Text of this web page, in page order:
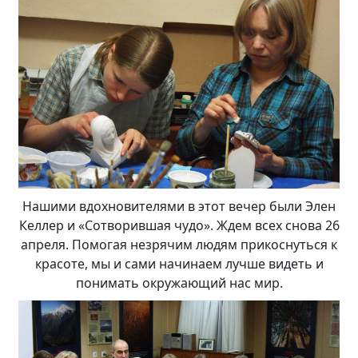
Нашими вдохновителями в этот вечер были Элен
Келлер и «Сотворившая чудо». Ждем всех снова 26
апреля. Помогая незрячим людям прикоснуться к
красоте, мы и сами начинаем лучше видеть и
понимать окружающий нас мир.